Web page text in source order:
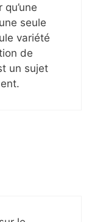
seule
variété
de
un sujet